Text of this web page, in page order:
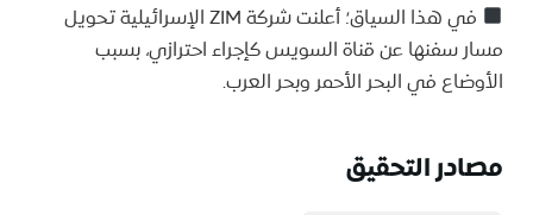
في هذا السياق؛ أعلنت شركة ZIM الإسرائيلية تحويل
مسار سفنها عن قناة السويس كإجراء احترازي، بسبب
الأوضاع في البحر الأحمر وبحر العرب.
مصادر التحقيق